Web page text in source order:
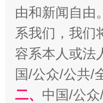
受贿1.44亿！段成
由和新闻自由
系我们，我们
容系本人或法
国/公众/公共/
二、 中国/公